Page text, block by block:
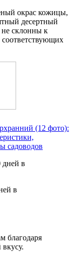
окрас кожицы,
десертный
не склонны к
(12 фото):
садоводов
в
благодаря